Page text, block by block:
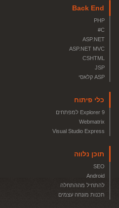
Back End
PHP
C#
ASP.NET
ASP.NET MVC
CSHTML
JSP
ASP קלאסי
כלי פיתוח
Explorer 9 למפתחים
Webmatrix
Visual Studio Express
תוכן נלווה
SEO
Android
להתחיל מההתחלה
תכנות מונחה עצמים